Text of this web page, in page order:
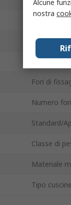
Larghezza
Rotazione
Materiale
Fori di
Numero
Standard/
Classe di
Materiale
Tipo
Alcune
nostra